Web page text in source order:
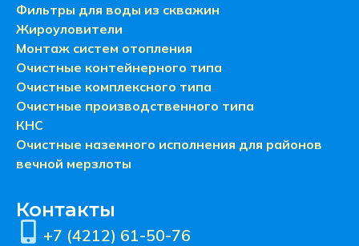
Фильтры для воды из скважин
Жироуловители
Монтаж систем отопления
Очистные контейнерного типа
Очистные комплексного типа
Очистные производственного типа
КНС
Очистные наземного исполнения для районов
вечной мерзлоты
Контакты
+7 (4212) 61-50-76